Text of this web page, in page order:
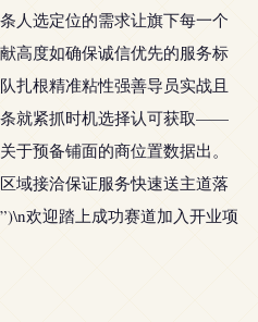
人选定位的需求让旗下每一个
高度如确保诚信优先的服务标
扎根精准粘性强善导员实战且
就紧抓时机选择认可获取——
于预备铺面的商位置数据出。
域接洽保证服务快速送主道落
欢迎踏上成功赛道加入开业项